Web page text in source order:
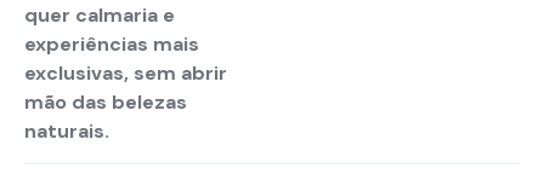
quer calmaria e
experiências mais
exclusivas, sem abrir
mão das belezas
naturais.